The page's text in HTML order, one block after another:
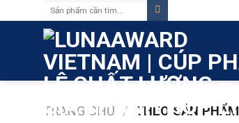
to
TRANG CHỦ / THEO SẢN PHẨM